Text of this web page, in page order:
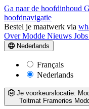
Ga naar de hoofdinhoud
hoofdnavigatie
Bestel je maatwerk via
Over Modde Nieuws Jobs
Nederlands
Français
Nederlands
Je voorkeurslocatie:
Toitmat Frameries